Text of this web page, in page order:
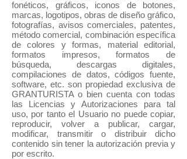
fonéticos, gráficos, iconos de botones,
marcas, logotipos, obras de diseño gráfico,
fotografías, avisos comerciales, patentes,
método comercial, combinación específica
de colores y formas, material editorial,
formatos impresos, formatos de
búsqueda, descargas digitales,
compilaciones de datos, códigos fuente,
software, etc. son propiedad exclusiva de
GRANTURISTA o bien cuenta con todas
las Licencias y Autorizaciones para tal
uso, por tanto el Usuario no puede copiar,
reproducir, volver a publicar, cargar,
modificar, transmitir o distribuir dicho
contenido sin tener la autorización previa y
por escrito.